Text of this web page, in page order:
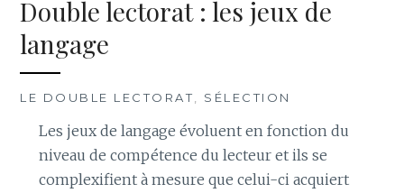
Double lectorat : les jeux de
langage
LE DOUBLE LECTORAT, SÉLECTION
Les jeux de langage évoluent en fonction du
niveau de compétence du lecteur et ils se
complexifient à mesure que celui-ci acquiert